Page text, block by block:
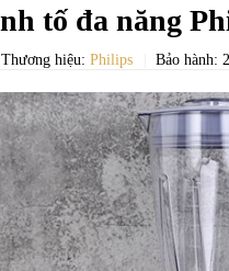
tố đa năng
Thương hiệu: Philips Bảo hành: